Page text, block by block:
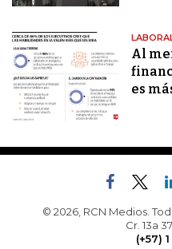
Al
es
© 2026, RCN Medios.
Cr. 13a
(+57)